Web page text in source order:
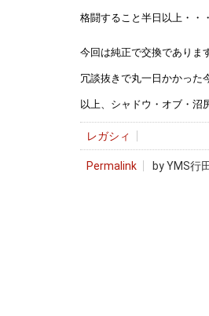
格闘すること半日以上・・
今回は純正で交換でありま
冗談抜きで丸一日かかった
以上、シャドウ・オブ・沼
レガシィ
Permalink by YMS